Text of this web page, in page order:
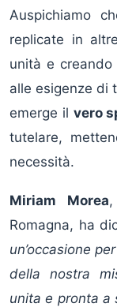
Auspichiamo
replicate in
unità e
alle esigenze di
emerge il vero
tutelare,
necessità.
Miriam Morea,
Romagna, ha
un’occasione
della nostra
unita e pronta a